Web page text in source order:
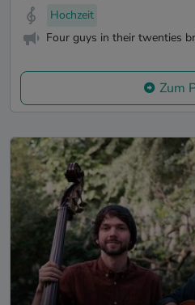
Hochzeit
Four guys in their twenties
Zum